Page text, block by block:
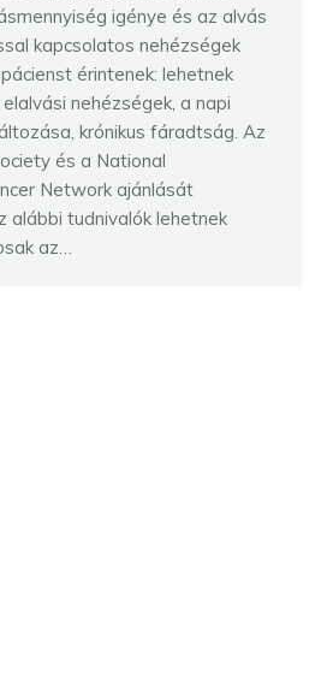
igénye és az alvás
kapcsolatos nehézségek
érintenek: lehetnek
nehézségek, a napi
krónikus fáradtság. Az
és a National
Network ajánlását
alábbi tudnivalók lehetnek
az…